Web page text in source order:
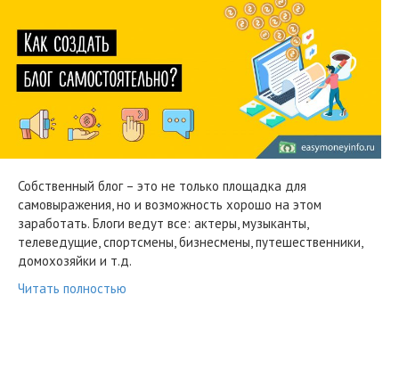
Собственный блог – это не только площадка для
самовыражения, но и возможность хорошо на этом
заработать. Блоги ведут все: актеры, музыканты,
телеведущие, спортсмены, бизнесмены, путешественники,
домохозяйки и т.д.
Читать полностью